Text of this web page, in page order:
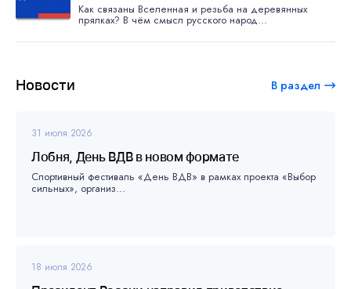
Новости В раздел
31 июля 2026
Лобня, День ВДВ в новом формате
Спортивный фестиваль «День ВДВ» в рамках проекта «Выбор
сильных», организ...
18 июля 2026
Как связаны Вселенная и резьба на деревянных
прялках? В чём смысл русского народ...